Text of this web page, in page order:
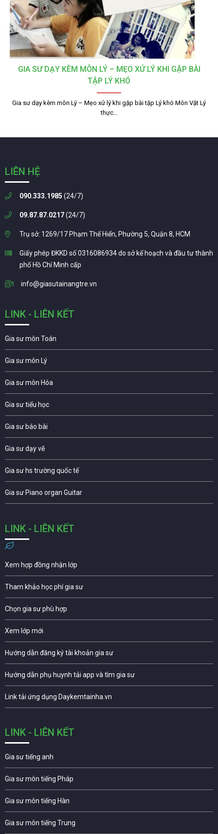
GIA SƯ DẠY KÈM MÔN LÝ – MẸO XỬ LÝ KHI GẶP BÀI
TẬP LÝ KHÓ
Gia sư dạy kèm môn Lý – Mẹo xử lý khi gặp bài tập Lý khó Môn Vật Lý
thực…
LIÊN HỆ
090.333.1985 (24/7)
09.87.87.0217(24/7)
Trụ sở: 1269/17 Phạm Thế Hiển, Phường 5, Quận 8, HCM
Giấy phép ĐKKD số 0316086934 do sở kế hoạch và đầu tư thành
phố Hồ Chí Minh cấp
info@giasutainangtre.vn
LINK - LIÊN KẾT
Gia sư môn Toán
Gia sư môn Lý
Gia sư môn Hóa
Gia sư tiểu học
Gia sư báo bài
Gia sư dạy vẽ
Gia sư hs trường quốc tế
Gia sư Piano organ Guitar
LINK - LIÊN KẾT
Xem hợp đồng nhận lớp
Tham khảo học phí gia sư
Chọn gia sư phù hợp
Xem lớp mới
Hướng dẫn đăng ký tài khoản gia sư
Hướng dẫn phụ huynh tải app và tìm gia sư
Link tải ứng dụng Daykemtainha.vn
LINK - LIÊN KẾT
Gia sư tiếng anh
Gia sư môn tiếng Pháp
Gia sư môn tiếng Hàn
Gia sư môn tiếng Trung